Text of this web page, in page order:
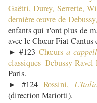
Gaëtti, Durey, Serrette,
dernière œuvre de
enfants qui n'ont plus de
avec le Chœur Fiat Cantus
► #123 Chœurs a
classiques Debussy-
Paris.
► #124 Rossini,
(direction Mariotti).